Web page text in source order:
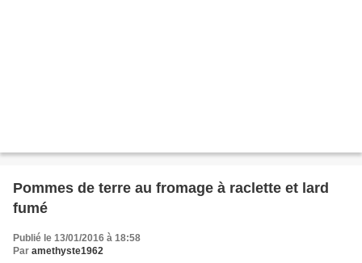
Pommes de terre au fromage à raclette et lard
fumé
Publié le 13/01/2016 à 18:58
Par amethyste1962